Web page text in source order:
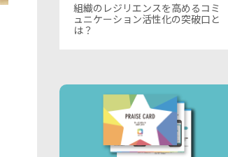
組織のレジリエンスを高めるコミ
ュニケーション活性化の突破口と
は？